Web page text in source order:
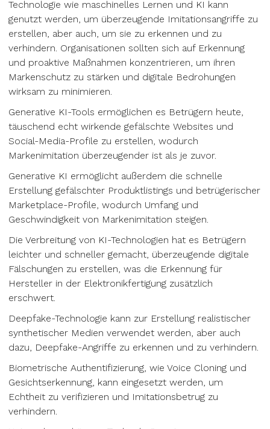
Technologie wie maschinelles Lernen und KI kann
genutzt werden, um überzeugende Imitationsangriffe zu
erstellen, aber auch, um sie zu erkennen und zu
verhindern. Organisationen sollten sich auf Erkennung
und proaktive Maßnahmen konzentrieren, um ihren
Markenschutz zu stärken und digitale Bedrohungen
wirksam zu minimieren.
Generative KI-Tools ermöglichen es Betrügern heute,
täuschend echt wirkende gefälschte Websites und
Social-Media-Profile zu erstellen, wodurch
Markenimitation überzeugender ist als je zuvor.
Generative KI ermöglicht außerdem die schnelle
Erstellung gefälschter Produktlistings und betrügerischer
Marketplace-Profile, wodurch Umfang und
Geschwindigkeit von Markenimitation steigen.
Die Verbreitung von KI-Technologien hat es Betrügern
leichter und schneller gemacht, überzeugende digitale
Fälschungen zu erstellen, was die Erkennung für
Hersteller in der Elektronikfertigung zusätzlich
erschwert.
Deepfake-Technologie kann zur Erstellung realistischer
synthetischer Medien verwendet werden, aber auch
dazu, Deepfake-Angriffe zu erkennen und zu verhindern.
Biometrische Authentifizierung, wie Voice Cloning und
Gesichtserkennung, kann eingesetzt werden, um
Echtheit zu verifizieren und Imitationsbetrug zu
verhindern.